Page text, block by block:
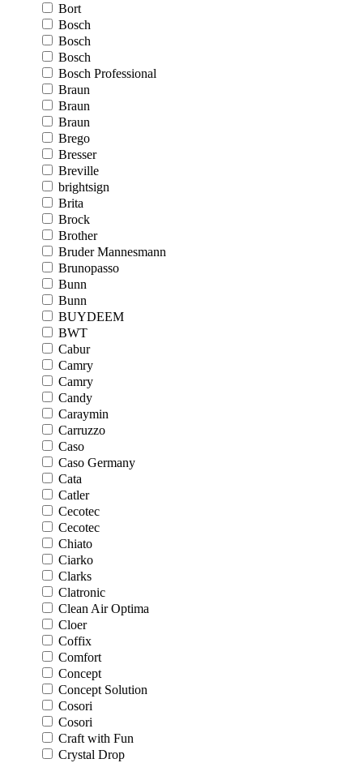
Bort
Bosch
Bosch
Bosch
Bosch Professional
Braun
Braun
Braun
Brego
Bresser
Breville
brightsign
Brita
Brock
Brother
Bruder Mannesmann
Brunopasso
Bunn
Bunn
BUYDEEM
BWT
Cabur
Camry
Camry
Candy
Caraymin
Carruzzo
Caso
Caso Germany
Cata
Catler
Cecotec
Cecotec
Chiato
Ciarko
Clarks
Clatronic
Clean Air Optima
Cloer
Coffix
Comfort
Concept
Concept Solution
Cosori
Cosori
Craft with Fun
Crystal Drop